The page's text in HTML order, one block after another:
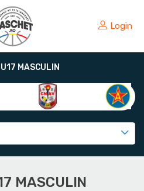
Login
MASCULIN
MASCULIN